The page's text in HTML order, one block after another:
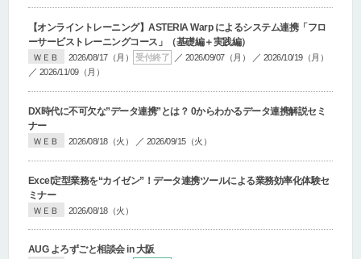
【オンライントレーニング】ASTERIA Warp によるシステム連携「フロ
ーサービストレーニングコース」
（基礎編＋実践編）
ＷＥＢ 2026/08/17（月） 受付終了 ／ 2026/09/07（月） ／ 2026/10/19（月）
／ 2026/11/09（月）
DX時代に不可欠な”データ連携”とは？ 0からわかるデータ連携解説セミ
ナー
ＷＥＢ 2026/08/18（火） ／ 2026/09/15（火）
Excel定型業務を“カイゼン”！データ連携ツールによる業務効率化体験セ
ミナー
ＷＥＢ 2026/08/18（火）
AUG よろずごと相談会 in 大阪